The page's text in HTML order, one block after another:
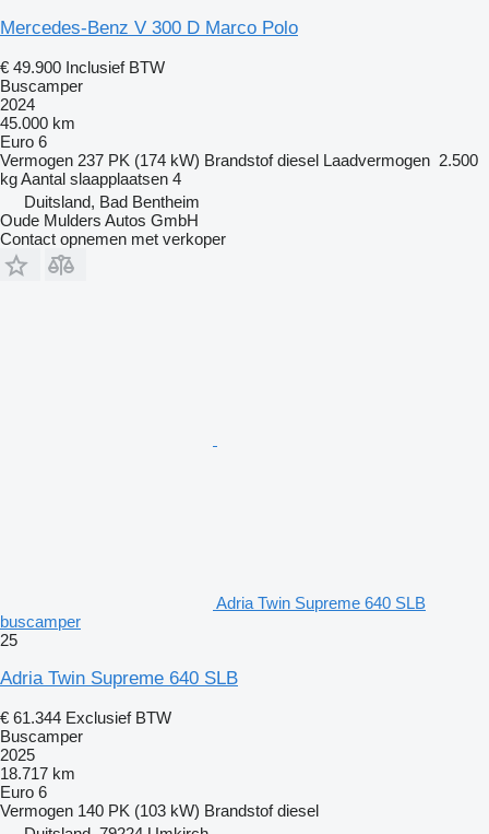
Mercedes-Benz V 300 D Marco Polo
€ 49.900 Inclusief BTW
Buscamper
2024
45.000 km
Euro 6
Vermogen 237 PK (174 kW) Brandstof diesel Laadvermogen 2.500
kgAantal slaapplaatsen 4
Duitsland, Bad Bentheim
Oude Mulders Autos GmbH
Contact opnemen met verkoper
Adria Twin Supreme 640 SLB
buscamper
25
Adria Twin Supreme 640 SLB
€ 61.344 Exclusief BTW
Buscamper
2025
18.717 km
Euro 6
Vermogen 140 PK (103 kW) Brandstof diesel